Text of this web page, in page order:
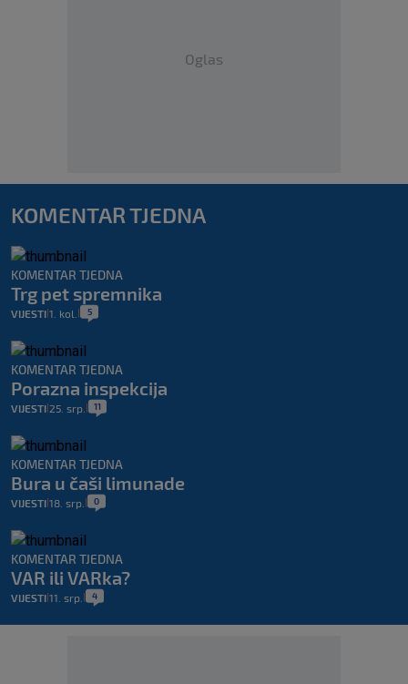
Oglas
KOMENTAR TJEDNA
KOMENTAR TJEDNA
Trg pet spremnika
VIJESTI 1. kol. 5
KOMENTAR TJEDNA
Porazna inspekcija
VIJESTI 25. srp. 11
KOMENTAR TJEDNA
Bura u čaši limunade
VIJESTI 18. srp. 0
KOMENTAR TJEDNA
VAR ili VARka?
VIJESTI 11. srp. 4